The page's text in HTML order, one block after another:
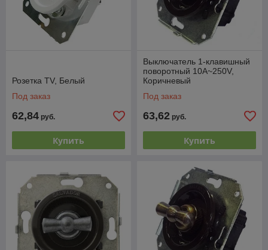
Розетка ТV, Белый
Под заказ
62,84 руб.
Купить
Выключатель 1-клавишный
поворотный 10А~250V,
Коричневый
Под заказ
63,62 руб.
Купить